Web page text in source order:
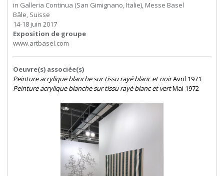
in Galleria Continua (San Gimignano, Italie), Messe Basel
Bâle, Suisse
14-18 juin 2017
Exposition de groupe
www.artbasel.com
Oeuvre(s) associée(s)
Peinture acrylique blanche sur tissu rayé blanc et noirAvril 1971
Peinture acrylique blanche sur tissu rayé blanc et vertMai 1972